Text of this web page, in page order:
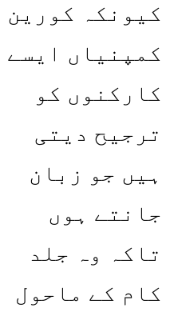
کیونکہ کورین
کمپنیاں ایسے
کارکنوں کو
ترجیح دیتی
ہیں جو زبان
جانتے ہوں
تاکہ وہ جلد
کام کے ماحول